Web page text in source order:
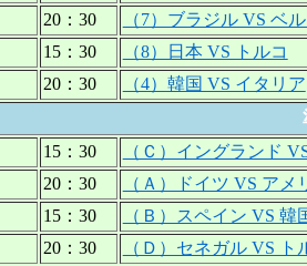
20：30
（7）ブラジル VS ベ
15：30
（8）日本 VS トルコ
20：30
（4）韓国 VS イタリア
15：30
（Ｃ）イングランド
20：30
（Ａ）ドイツ VS アメ
15：30
（Ｂ）スペイン VS 韓
20：30
（Ｄ）セネガル VS ト